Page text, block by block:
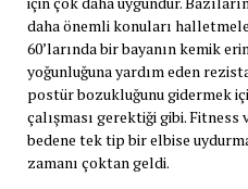
daha önemli konuları
60’larında bir bayanın kemik
yoğunluğuna yardım eden
postür bozukluğunu gidermek
çalışması gerektiği gibi.
bedene tek tip bir elbise
zamanı çoktan geldi.